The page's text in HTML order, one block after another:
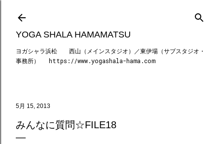
スキップしてメイン コンテンツに移動
YOGA SHALA HAMAMATSU
ヨガシャラ浜松 西山（メインスタジオ）／東伊場（サブスタジオ・
事務所） https://www.yogashala-hama.com
5月 15, 2013
みんなに質問☆FILE18